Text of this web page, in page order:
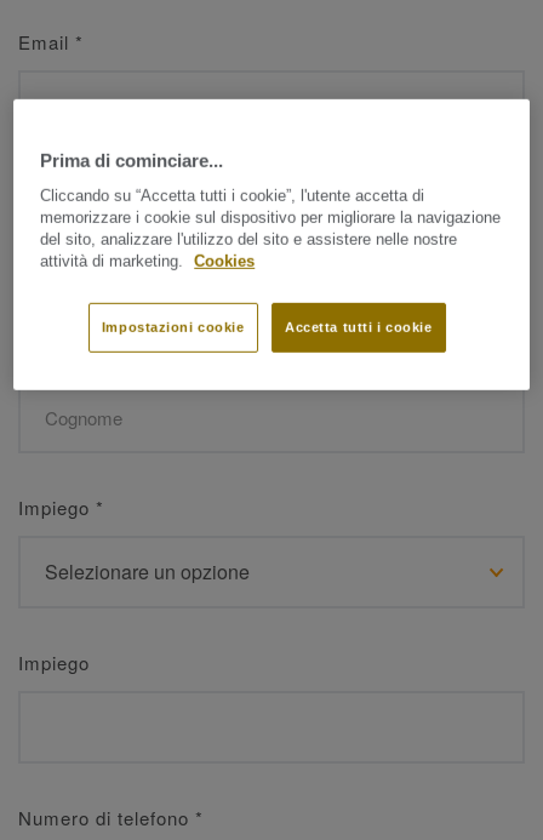
Email *
Nome*
Cognome*
Impiego *
Impiego
Numero di telefono *
Prima di cominciare...
Cliccando su “Accetta tutti i cookie”, l'utente accetta di
memorizzare i cookie sul dispositivo per migliorare la navigazione
del sito, analizzare l'utilizzo del sito e assistere nelle nostre
attività di marketing.
Cookies
Accetta tutti i cookie
Impostazioni cookie